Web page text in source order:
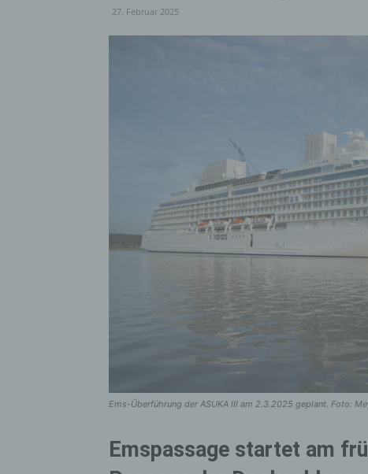
27. Februar 2025
Ems-Überführung der ASUKA III am 2.3.2025 geplant. Foto:
Emspassage startet am